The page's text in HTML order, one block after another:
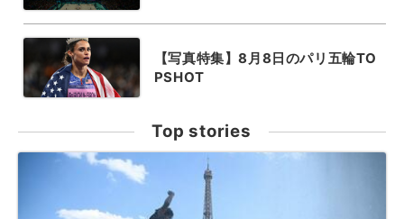
【写真特集】8月8日のパリ五輪TO
PSHOT
Top stories